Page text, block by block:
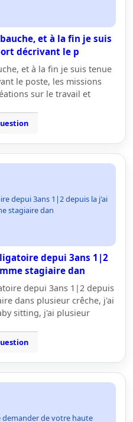
et à la fin je suis
décrivant le p
et à la fin je suis tenue
le poste, les missions
sur le travail et
depui 3ans 1|2 depuis la j'ai
stagiaire dan
depui 3ans 1|2
stagiaire dan
depui 3ans 1|2 depuis
dans plusieur crêche, j'ai
sitting, j'ai plusieur
demander de votre haute